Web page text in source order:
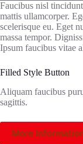
Faucibus nisl
mattis ullamcorper.
scelerisque eu. Eget
massa tempor.
Ipsum faucibus vitae
Filled Style Button
Aliquam faucibus
sagittis.
More